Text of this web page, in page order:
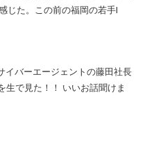
じた。この前の福岡の若手I
イバーエージェントの藤田社長
生で見た！！ いいお話聞けま